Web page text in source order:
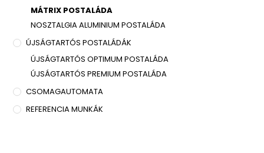
MÁTRIX POSTALÁDA
NOSZTALGIA ALUMINIUM POSTALÁDA
ÚJSÁGTARTÓS POSTALÁDÁK
ÚJSÁGTARTÓS OPTIMUM POSTALÁDA
ÚJSÁGTARTÓS PREMIUM POSTALÁDA
CSOMAGAUTOMATA
REFERENCIA MUNKÁK